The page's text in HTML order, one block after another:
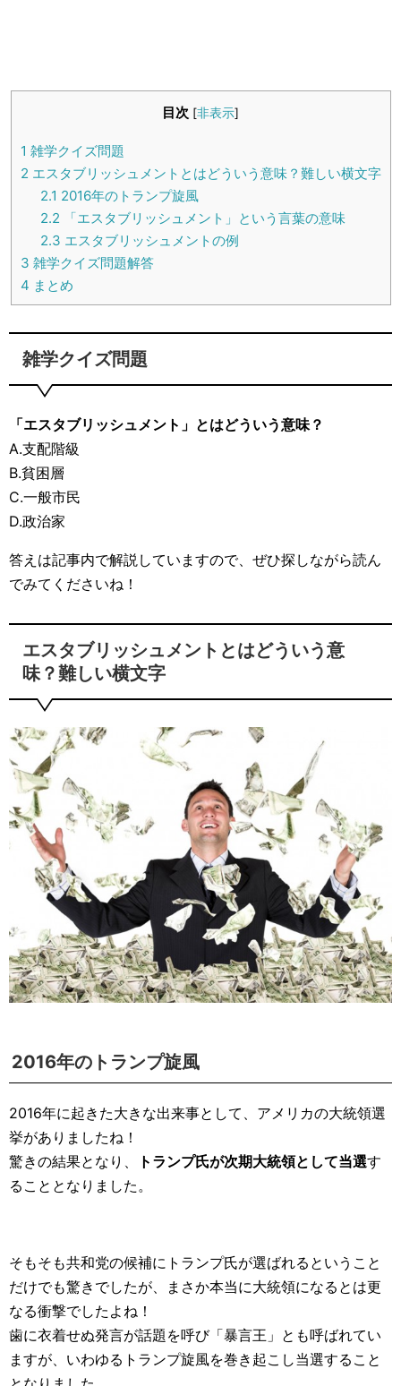
目次 [非表示]
1 雑学クイズ問題
2 エスタブリッシュメントとはどういう意味？難しい横文字
2.1 2016年のトランプ旋風
2.2 「エスタブリッシュメント」という言葉の意味
2.3 エスタブリッシュメントの例
3 雑学クイズ問題解答
4 まとめ
雑学クイズ問題
「エスタブリッシュメント」とはどういう意味？
A.支配階級
B.貧困層
C.一般市民
D.政治家
答えは記事内で解説していますので、ぜひ探しながら読ん
でみてくださいね！
エスタブリッシュメントとはどういう意
味？難しい横文字
2016年のトランプ旋風
2016年に起きた大きな出来事として、アメリカの大統領選
挙がありましたね！
驚きの結果となり、
トランプ氏が次期大統領として当選す
ることとなりました。
そもそも共和党の候補にトランプ氏が選ばれるということ
だけでも驚きでしたが、まさか本当に大統領になるとは更
なる衝撃でしたよね！
歯に衣着せぬ発言が話題を呼び「暴言王」とも呼ばれてい
ますが、いわゆるトランプ旋風を巻き起こし当選すること